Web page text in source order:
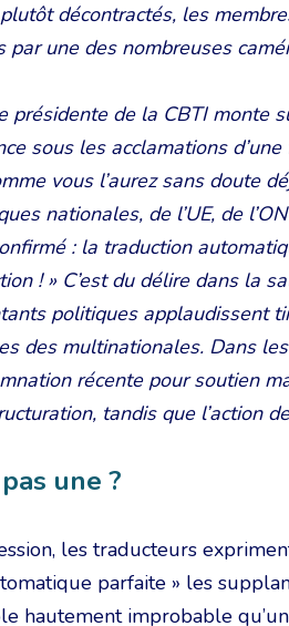
décontractés, les
par une des nombreuses
de la CBTI monte
sous les acclamations
vous l’aurez sans doute
nationales, de l’UE, de
: la traduction
! » C’est du délire dans la
politiques applaudissent
des multinationales. Dans
récente pour soutien
tandis que l’action
une ?
les traducteurs
parfaite » les
hautement improbable